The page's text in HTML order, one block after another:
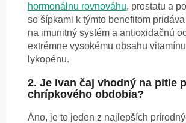
hormonálnu rovnováhu, prostatu a
so šípkami k týmto benefitom
na imunitný systém a antioxidačnú
extrémne vysokému obsahu
lykopénu.
2. Je Ivan čaj vhodný na pitie
chrípkového obdobia?
Áno, je to jeden z najlepších